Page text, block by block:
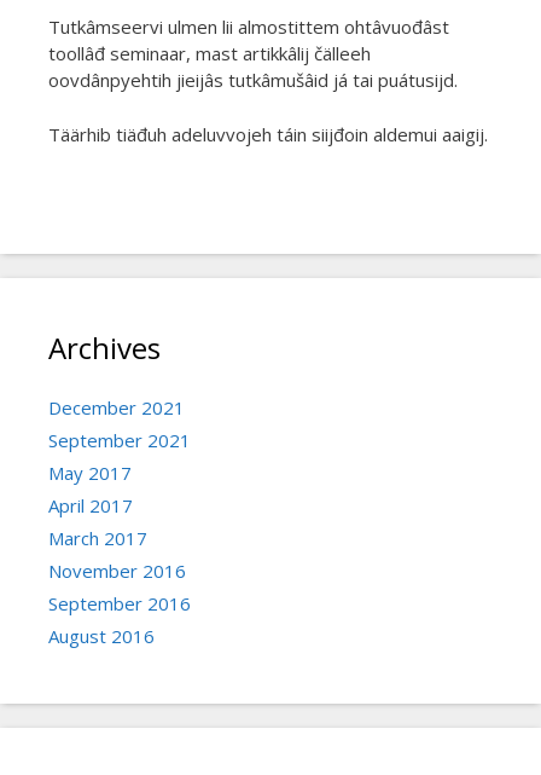
Tutkâmseervi ulmen lii almostittem ohtâvuođâst
toollâđ seminaar, mast artikkâlij čälleeh
oovdânpyehtih jieijâs tutkâmušâid já tai puátusijd.
Täärhib tiäđuh adeluvvojeh táin siijđoin aldemui aaigij.
Archives
December 2021
September 2021
May 2017
April 2017
March 2017
November 2016
September 2016
August 2016